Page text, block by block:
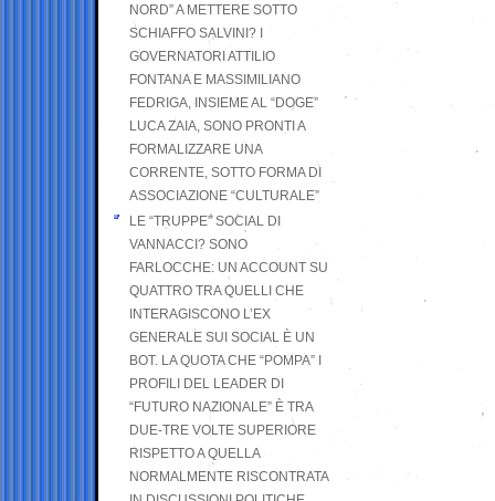
NORD” A METTERE SOTTO
SCHIAFFO SALVINI? I
GOVERNATORI ATTILIO
FONTANA E MASSIMILIANO
FEDRIGA, INSIEME AL “DOGE”
LUCA ZAIA, SONO PRONTI A
FORMALIZZARE UNA
CORRENTE, SOTTO FORMA DI
ASSOCIAZIONE “CULTURALE”
LE “TRUPPE” SOCIAL DI
VANNACCI? SONO
FARLOCCHE: UN ACCOUNT SU
QUATTRO TRA QUELLI CHE
INTERAGISCONO L’EX
GENERALE SUI SOCIAL È UN
BOT. LA QUOTA CHE “POMPA” I
PROFILI DEL LEADER DI
“FUTURO NAZIONALE” È TRA
DUE-TRE VOLTE SUPERIORE
RISPETTO A QUELLA
NORMALMENTE RISCONTRATA